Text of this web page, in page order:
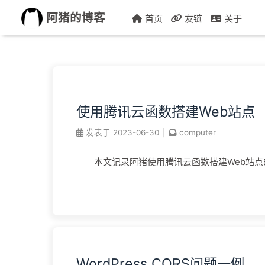
阿猪的博客 首页 友链 关于
使用腾讯云函数搭建Web站点
发表于 2023-06-30 computer
本文记录阿猪使用腾讯云函数搭建Web站点